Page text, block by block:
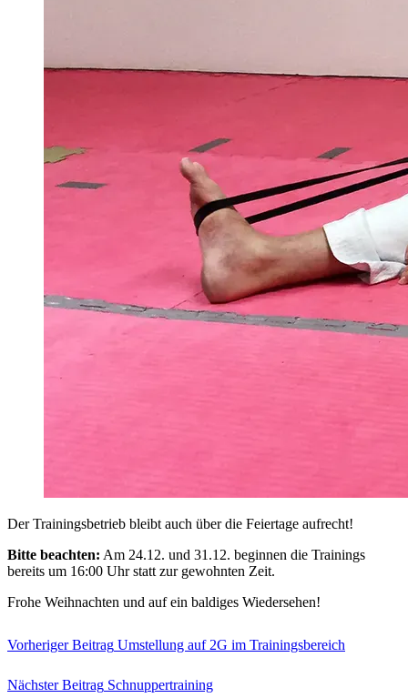
Der Trainingsbetrieb bleibt auch über die Feiertage aufrecht!
Bitte beachten: Am 24.12. und 31.12. beginnen die Trainings
bereits um 16:00 Uhr statt zur gewohnten Zeit.
Frohe Weihnachten und auf ein baldiges Wiedersehen!
Vorheriger Beitrag Umstellung auf 2G im Trainingsbereich
Nächster Beitrag Schnuppertraining